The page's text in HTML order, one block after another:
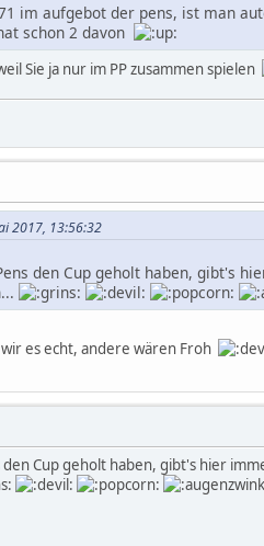
im aufgebot der pens, ist man
schon 2 davon
Sie ja nur im PP zusammen spielen
2017, 13:56:32
den Cup geholt haben, gibt's
es echt, andere wären Froh
Cup geholt haben, gibt's hier